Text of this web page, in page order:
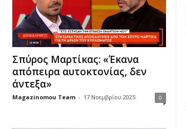
Σπύρος Μαρτίκας: «Έκανα
απόπειρα αυτοκτονίας, δεν
άντεξα»
Magazinomou Team - 17 Νοεμβρίου 2025 0